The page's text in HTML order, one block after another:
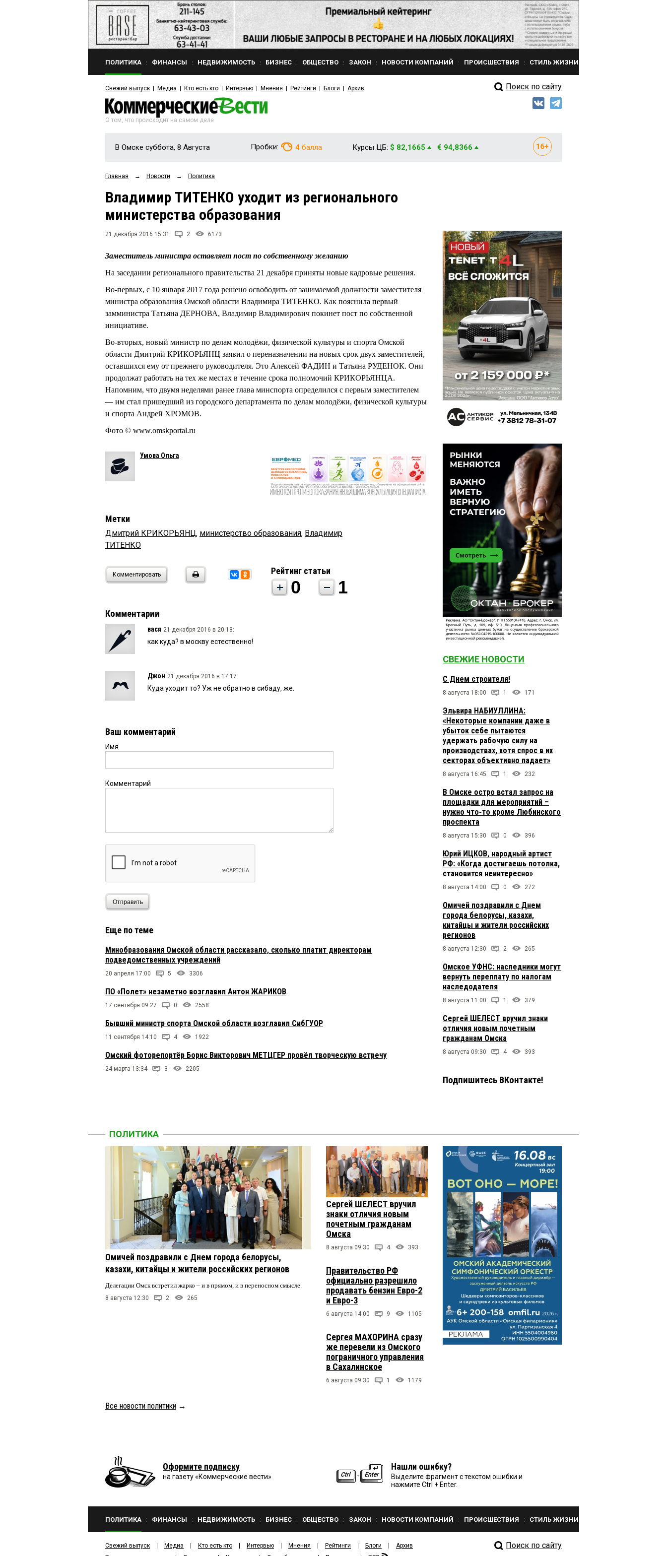
ПОЛИТИКА ФИНАНСЫ НЕДВИЖИМОСТЬ БИЗНЕС ОБЩЕСТВО ЗАКОН НОВОСТИ КОМПАНИЙ ПРОИСШЕСТВИЯ СТИЛЬ ЖИЗНИ
Свежий выпуск Медиа Кто есть кто Интервью Мнения Рейтинги Блоги Архив Поиск по сайту
О том, что происходит на самом деле
В Омске суббота, 8 Августа Пробки: 4 балла Курсы ЦБ: $ 82,1665 € 94,8366
Главная → Новости → Политика
Владимир ТИТЕНКО уходит из регионального
министерства образования
21 декабря 2016 15:31 2 6173
Заместитель министра оставляет пост по собственному желанию
На заседании регионального правительства 21 декабря приняты новые кадровые решения.
Во-первых, с 10 января 2017 года решено освободить от занимаемой должности заместителя
министра образования Омской области Владимира ТИТЕНКО. Как пояснила первый
замминистра Татьяна ДЕРНОВА, Владимир Владимирович покинет пост по собственной
инициативе.
Во-вторых, новый министр по делам молодёжи, физической культуры и спорта Омской
области Дмитрий КРИКОРЬЯНЦ заявил о переназначении на новых срок двух заместителей,
оставшихся ему от прежнего руководителя. Это Алексей ФАДИН и Татьяна РУДЕНОК. Они
продолжат работать на тех же местах в течение срока полномочий КРИКОРЬЯНЦА.
Напомним, что двумя неделями ранее глава минспорта определился с первым заместителем
— им стал пришедший из городского департамента по делам молодёжи, физической культуры
и спорта Андрей ХРОМОВ.
Фото © www.omskportal.ru
Умова Ольга
Метки
Дмитрий КРИКОРЬЯНЦ, министерство образования, Владимир
ТИТЕНКО
Комментировать Рейтинг статьи
0 1
Комментарии
вася 21 декабря 2016 в 20:18:
как куда? в москву естественно!
Джон 21 декабря 2016 в 17:17:
Куда уходит то? Уж не обратно в сибаду, же.
Ваш комментарий
Имя
Комментарий
Отправить
Еще по теме
Минобразования Омской области рассказало, сколько платит директорам
подведомственных учреждений
20 апреля 17:00 5 3306
ПО «Полет» незаметно возглавил Антон ЖАРИКОВ
17 сентября 09:27 0 2558
Бывший министр спорта Омской области возглавил СибГУОР
11 сентября 14:10 4 1922
Омский фоторепортёр Борис Викторович МЕТЦГЕР провёл творческую встречу
24 марта 13:34 3 2205
СВЕЖИЕ НОВОСТИ
С Днем строителя!
8 августа 18:00 1 171
Эльвира НАБИУЛЛИНА:
«Некоторые компании даже в
убыток себе пытаются
удержать рабочую силу на
производствах, хотя спрос в их
секторах объективно падает»
8 августа 16:45 1 232
В Омске остро встал запрос на
площадки для мероприятий –
нужно что-то кроме Любинского
проспекта
8 августа 15:30 0 396
Юрий ИЦКОВ, народный артист
РФ: «Когда достигаешь потолка,
становится неинтересно»
8 августа 14:00 0 272
Омичей поздравили с Днем
города белорусы, казахи,
китайцы и жители российских
регионов
8 августа 12:30 2 265
Омское УФНС: наследники могут
вернуть переплату по налогам
наследодателя
8 августа 11:00 1 379
Сергей ШЕЛЕСТ вручил знаки
отличия новым почетным
гражданам Омска
8 августа 09:30 4 393
Подпишитесь ВКонтакте!
ПОЛИТИКА
Омичей поздравили с Днем города белорусы,
казахи, китайцы и жители российских регионов
Делегации Омск встретил жарко – и в прямом, и в переносном смысле.
8 августа 12:30 2 265
Сергей ШЕЛЕСТ вручил
знаки отличия новым
почетным гражданам
Омска
8 августа 09:30 4 393
Правительство РФ
официально разрешило
продавать бензин Евро-2
и Евро-3
6 августа 14:00 9 1105
Сергея МАХОРИНА сразу
же перевели из Омского
пограничного управления
в Сахалинское
6 августа 09:30 1 1179
Все новости политики →
Оформите подписку
на газету «Коммерческие вести»
Нашли ошибку?
Выделите фрагмент с текстом ошибки и
нажмите Ctrl + Enter.
ПОЛИТИКА ФИНАНСЫ НЕДВИЖИМОСТЬ БИЗНЕС ОБЩЕСТВО ЗАКОН НОВОСТИ КОМПАНИЙ ПРОИСШЕСТВИЯ СТИЛЬ ЖИЗНИ
Свежий выпуск Медиа Кто есть кто Интервью Мнения Рейтинги Блоги
Архив
Поиск по сайту